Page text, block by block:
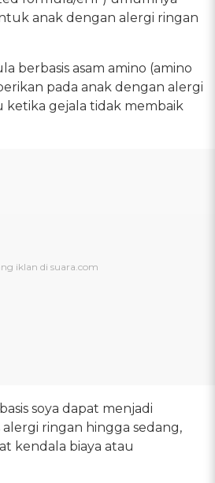
anak dengan alergi ringan
berbasis asam amino (amino
pada anak dengan alergi
ketika gejala tidak membaik
soya dapat menjadi
ringan hingga sedang,
kendala biaya atau